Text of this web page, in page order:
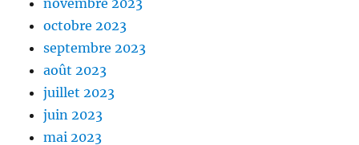
novembre 2023
octobre 2023
septembre 2023
août 2023
juillet 2023
juin 2023
mai 2023